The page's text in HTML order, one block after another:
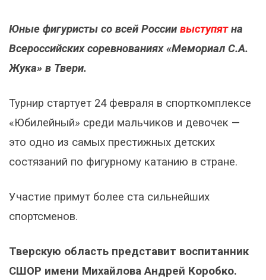
Юные фигуристы со всей России выступятна
Всероссийских соревнованиях «Мемориал С.А.
Жука» в Твери.
Турнир стартует 24 февраля в спорткомплексе
«Юбилейный» среди мальчиков и девочек —
это одно из самых престижных детских
состязаний по фигурному катанию в стране.
Участие примут более ста сильнейших
спортсменов.
Тверскую область представит воспитанник
СШОР имени Михайлова Андрей Коробко.